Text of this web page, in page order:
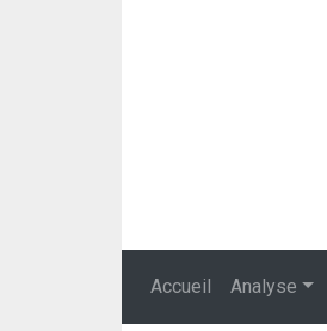
Accueil Analyse